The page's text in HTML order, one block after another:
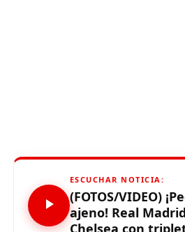
ESCUCHAR NOTICIA:
(FOTOS/VIDEO)
ajeno! Real
Chelsea con